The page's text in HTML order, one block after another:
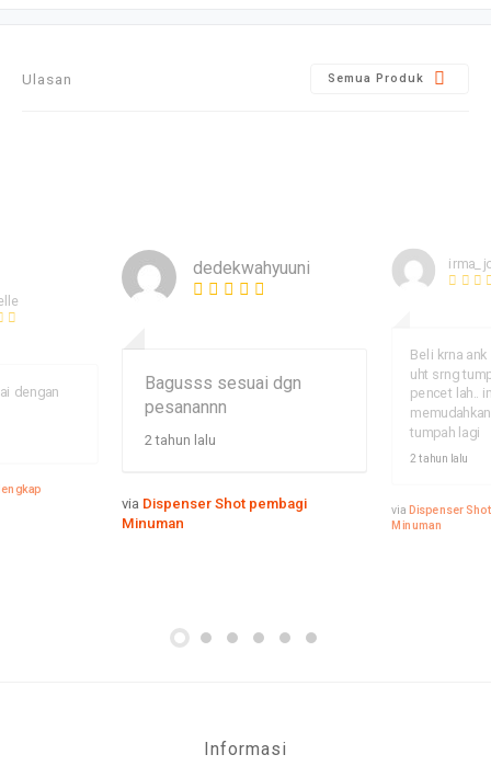
Ulasan Semua Produk
dengan
dedekwahyuuni
Bagusss sesuai dgn
pesanannn
2 tahun lalu
via Dispenser Shot pembagi
Minuman
Beli krna
uht srng
pencet lah..
tumpah lagi
2 tahun lalu
via Dispenser
Minuman
Informasi